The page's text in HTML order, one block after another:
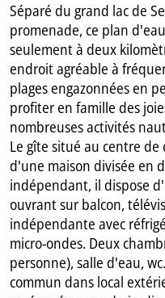
Séparé du grand lac de
promenade, ce plan
seulement à deux
endroit agréable à
plages engazonnées en
profiter en famille des
nombreuses activités
Le gîte situé au centre
d'une maison divisée en
indépendant, il dispose
ouvrant sur balcon,
indépendante avec
micro-ondes. Deux
personne), salle d'eau,
commun dans local